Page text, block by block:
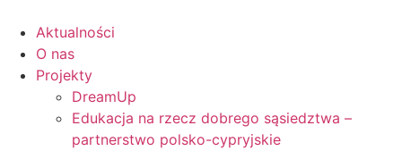
content
Aktualności
O nas
Projekty
DreamUp
Edukacja na rzecz dobrego sąsiedztwa –
partnerstwo polsko-cypryjskie